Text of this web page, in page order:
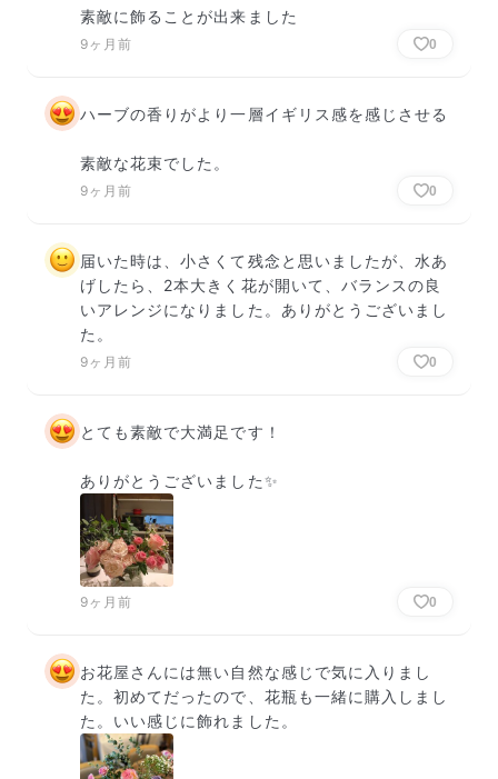
素敵に飾ることが出来ました
9ヶ月前 0
ハーブの香りがより一層イギリス感を感じさせる
素敵な花束でした。
9ヶ月前 0
届いた時は、小さくて残念と思いましたが、水あ
げしたら、2本大きく花が開いて、バランスの良
いアレンジになりました。ありがとうございまし
た。
9ヶ月前 0
とても素敵で大満足です！
ありがとうございました✨
9ヶ月前 0
お花屋さんには無い自然な感じで気に入りまし
た。初めてだったので、花瓶も一緒に購入しまし
た。いい感じに飾れました。